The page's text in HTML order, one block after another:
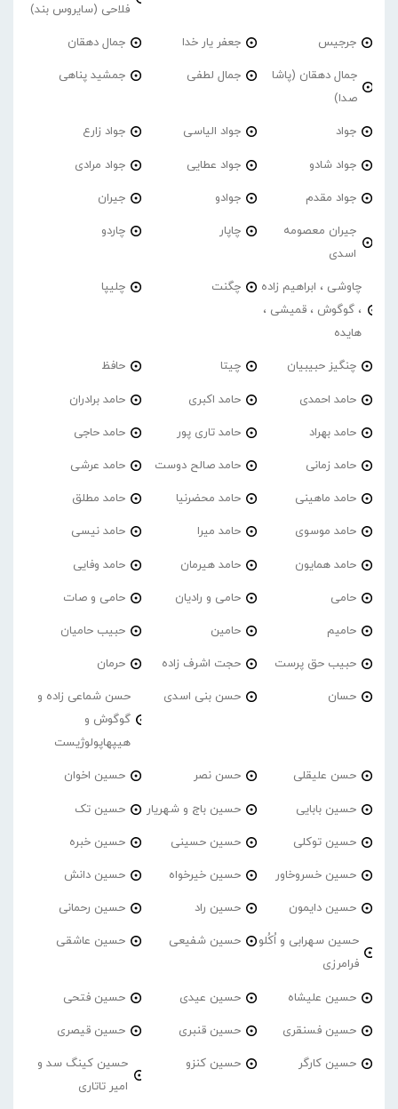
فلاحی (سایروس بند)
جرجیس جعفر یار خدا جمال دهقان
جمال دهقان (پاشا
صدا)
جمال لطفی جمشید پناهی
جواد جواد الیاسی جواد زارع
جواد شادو جواد عطایی جواد مرادی
جواد مقدم جوادو جیران
جیران معصومه
اسدی
چاپار چاردو
چاوشی ، ابراهیم زاده
، گوگوش ، قمیشی ،
هایده
چگنت چلیپا
چنگیز حبیبیان چیتا حافظ
حامد احمدی حامد اکبری حامد برادران
حامد بهراد حامد تاری پور حامد حاجی
حامد زمانی حامد صالح دوست حامد عرشی
حامد ماهینی حامد محضرنیا حامد مطلق
حامد موسوی حامد میرا حامد نیسی
حامد همایون حامد هیرمان حامد وفایی
حامی حامی و رادیان حامی و صات
حامیم حامین حبیب حامیان
حبیب حق پرست حجت اشرف زاده حرمان
حسان حسن بنی اسدی
حسن شماعی زاده و
گوگوش و
هیپهاپولوژیست
حسن علیقلی حسن نصر حسین اخوان
حسین بابایی حسین باج و شهریار حسین تک
حسین توکلی حسین حسینی حسین خبره
حسین خسروخاور حسین خیرخواه حسین دانش
حسین دایمون حسین راد حسین رحمانی
حسین سهرابی و اُکُلو
فرامرزی
حسین شفیعی حسین عاشقی
حسین علیشاه حسین عیدی حسین فتحی
حسین فسنقری حسین قنبری حسین قیصری
حسین کارگر حسین کنزو
حسین کینگ سد و
امیر تاتاری